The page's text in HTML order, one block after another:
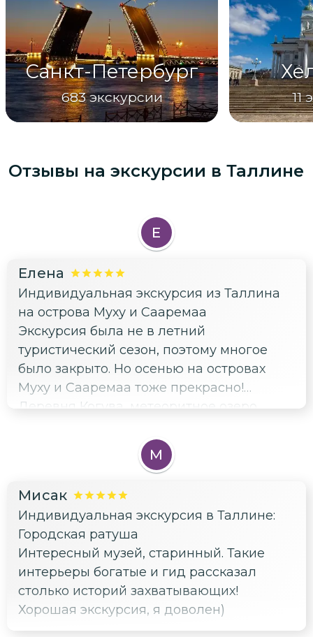
Санкт-Петербург
683 экскурсии 11
Отзывы на экскурсии в Таллине
Е
Елена
Индивидуальная экскурсия из Таллина
на острова Муху и Сааремаа
Экскурсия была не в летний
туристический сезон, поэтому многое
было закрыто. Но осенью на островах
Муху и Сааремаа тоже прекрасно!
Деревня Когува, метеоритное озеро
нас порадовала двойнная радуга), замок
Аренсбург, уютный город Курессааре...
влюбленный в историю своего края.
Очень много интересной исторической
информации (как академической, так и
не очень), сказки, легенды, мифы, саги.
Огромное спасибо гиду Константину и
водителю Роману.
М
Мисак
Индивидуальная экскурсия в Таллине:
Городская ратуша
Интересный музей, старинный. Такие
интерьеры богатые и гид рассказал
столько историй захватывающих!
Хорошая экскурсия, я доволен)